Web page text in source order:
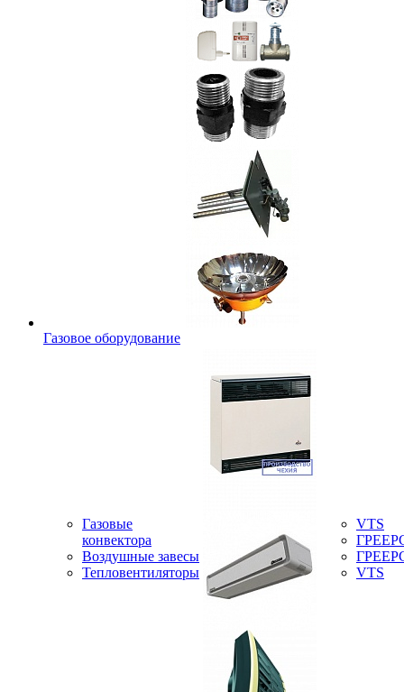
Газовое оборудование
Газовые
конвектора
Воздушные завесы
Тепловентиляторы
VTS
VTS